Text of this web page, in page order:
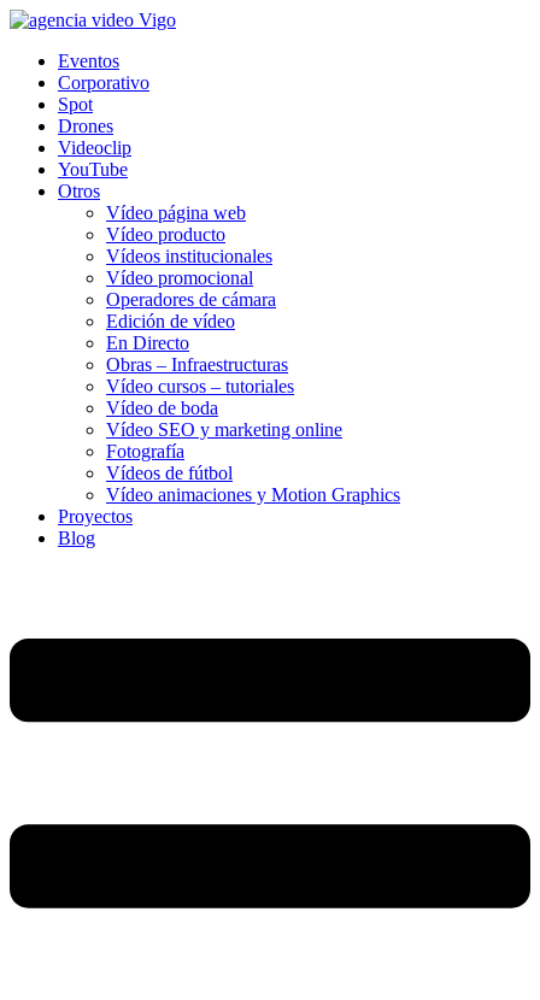
Eventos
Corporativo
Spot
Drones
Videoclip
YouTube
Otros
Vídeo página web
Vídeo producto
Vídeos institucionales
Vídeo promocional
Operadores de cámara
Edición de vídeo
En Directo
Obras – Infraestructuras
Vídeo cursos – tutoriales
Vídeo de boda
Vídeo SEO y marketing online
Fotografía
Vídeos de fútbol
Vídeo animaciones y Motion Graphics
Proyectos
Blog